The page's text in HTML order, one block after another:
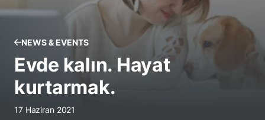
NEWS & EVENTS
Evde kalın. Hayat
kurtarmak.
17 Haziran 2021